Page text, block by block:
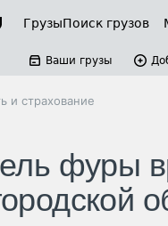
ГрузыПоиск грузов
Ваши грузы
и страхование
фуры